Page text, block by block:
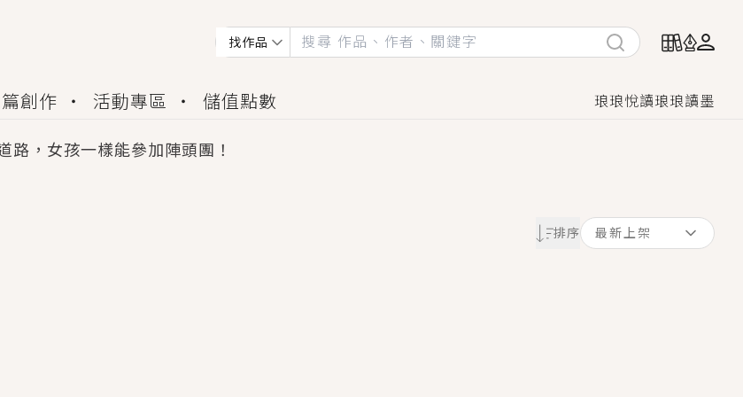
找作品
創作 活動專區 儲值點數 琅琅悅讀琅琅讀墨
路，女孩一樣能參加陣頭團！
廣宣資源、專屬服務與獨享福利！
什麼？》追妻火葬場！前夫失憶移情別戀，她頭也不回找新歡，他居然還後悔了？
的香氣、互相愛慕的兩位少女，今夏最推純愛GL漫畫！
，無法抗拒的吸引力，已中毒Σ>―(〃°ω°〃)♡→
型，但現實中買下的竟是屬於他的停屍櫃？！
無法改變的永恆， 他的一生將不由自主追逐著她……
排序 最新上架